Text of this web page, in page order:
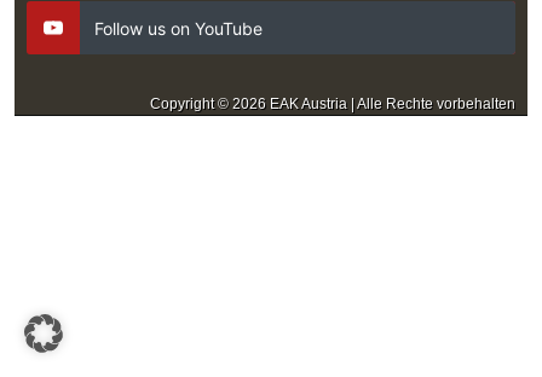
Follow us on YouTube
Copyright © 2026 EAK Austria | Alle Rechte vorbehalten